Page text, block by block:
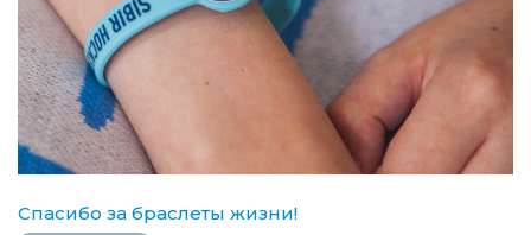
Спасибо за браслеты жизни!